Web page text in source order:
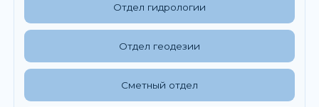
Отдел гидрологии
Отдел геодезии
Сметный отдел